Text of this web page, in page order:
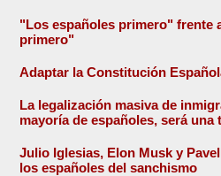
"Los españoles primero" frente
primero"
Adaptar la Constitución
La legalización masiva de
mayoría de españoles, será una
Julio Iglesias, Elon Musk y
los españoles del sanchismo